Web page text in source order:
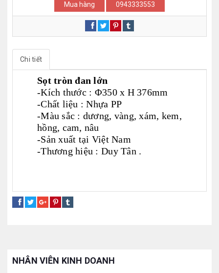
Mua hàng 0943333553
Chi tiết
Sọt tròn đan lớn
-Kích thước : Φ350 x H 376mm
-Chất liệu : Nhựa PP
-Màu sắc : dương, vàng, xám, kem,
hồng, cam, nâu
-Sản xuất tại Việt Nam
-Thương hiệu : Duy Tân .
NHÂN VIÊN KINH DOANH